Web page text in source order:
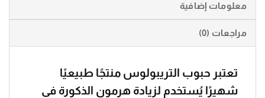
معلومات إضافية
مراجعات (0)
تعتبر حبوب التريبولوس منتجًا طبيعيًا
شهيرًا يُستخدم لزيادة هرمون الذكورة في